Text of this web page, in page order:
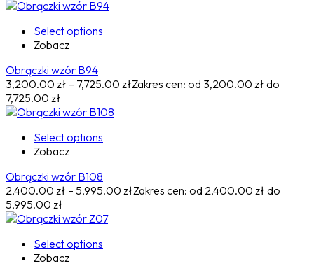
Select options
Zobacz
Obrączki wzór B94
3,200.00 zł – 7,725.00 złZakres cen: od 3,200.00 zł do
7,725.00 zł
Select options
Zobacz
Obrączki wzór B108
2,400.00 zł – 5,995.00 złZakres cen: od 2,400.00 zł do
5,995.00 zł
Select options
Zobacz